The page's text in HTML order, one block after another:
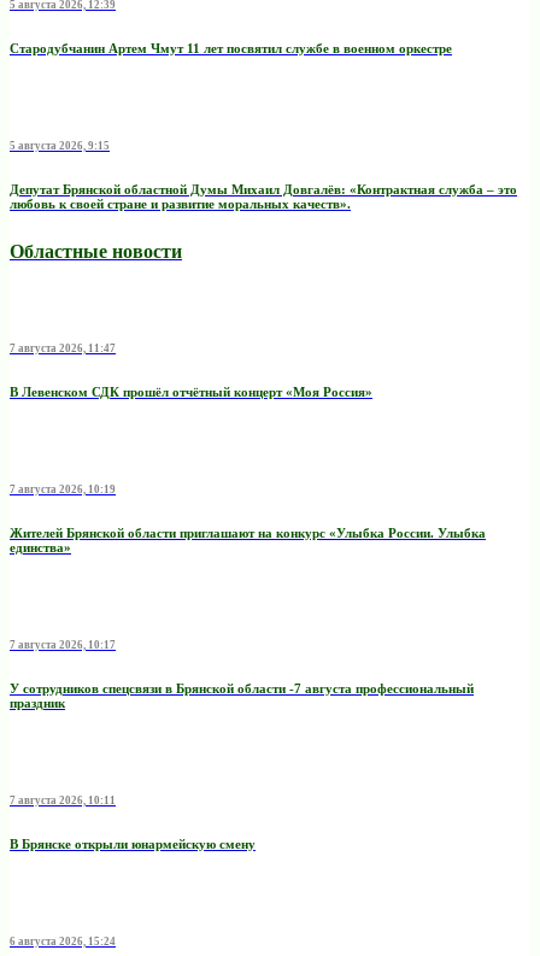
5 августа 2026, 12:39
Стародубчанин Артем Чмут 11 лет посвятил службе в военном оркестре
5 августа 2026, 9:15
Депутат Брянской областной Думы Михаил Довгалёв: «Контрактная служба – это
любовь к своей стране и развитие моральных качеств».
Областные новости
7 августа 2026, 11:47
В Левенском СДК прошёл отчётный концерт «Моя Россия»
7 августа 2026, 10:19
Жителей Брянской области приглашают на конкурс «Улыбка России. Улыбка
единства»
7 августа 2026, 10:17
У сотрудников спецсвязи в Брянской области -7 августа профессиональный
праздник
7 августа 2026, 10:11
В Брянске открыли юнармейскую смену
6 августа 2026, 15:24